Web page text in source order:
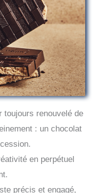
toujours renouvelé de
: un chocolat
en perpétuel
précis et engagé,